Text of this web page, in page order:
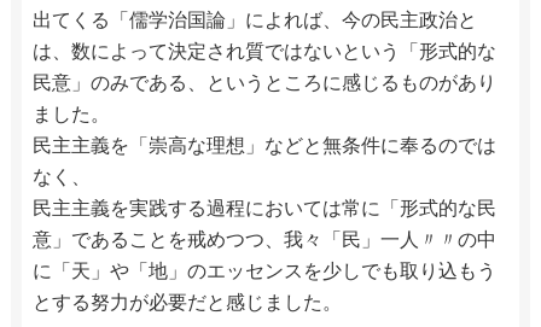
出てくる「儒学治国論」によれば、今の民主政治と
は、数によって決定され質ではないという「形式的な
民意」のみである、というところに感じるものがあり
ました。
民主主義を「崇高な理想」などと無条件に奉るのでは
なく、
民主主義を実践する過程においては常に「形式的な民
意」であることを戒めつつ、我々「民」一人〃〃の中
に「天」や「地」のエッセンスを少しでも取り込もう
とする努力が必要だと感じました。